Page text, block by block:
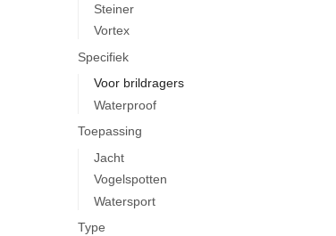
Steiner
Vortex
Specifiek
Voor brildragers
Waterproof
Toepassing
Jacht
Vogelspotten
Watersport
Type